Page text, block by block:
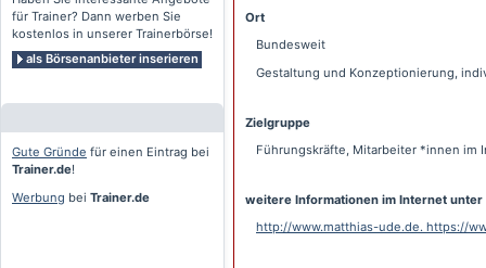
für Trainer? Dann werben Sie
kostenlos in unserer Trainerbörse!
als Börsenanbieter inserieren
Gute Gründe für einen Eintrag bei
Trainer.de!
Werbung bei Trainer.de
Ort
Bundesweit
Gestaltung und Konzeptionierung,
Zielgruppe
Führungskräfte, Mitarbeiter *innen im
weitere Informationen im Internet unter
http://www.matthias-ude.de. https://